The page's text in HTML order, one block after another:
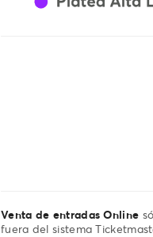
Venta de entradas Online
fuera del sistema